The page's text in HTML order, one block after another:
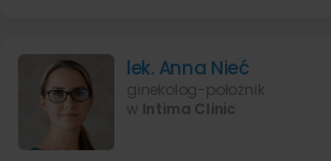
lek. Anna Nieć
ginekolog-położnik
w Intima Clinic